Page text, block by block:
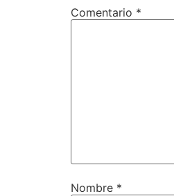
Comentario *
Nombre *